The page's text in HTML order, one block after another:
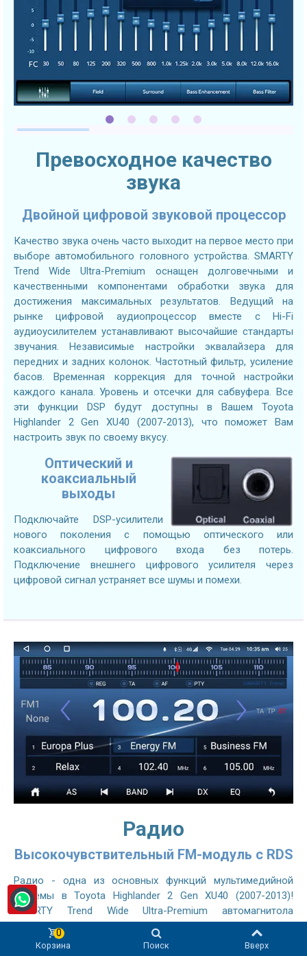
Превосходное качество
звука
Двойной цифровой звуковой процессор
Качество звука очень часто выходит на первое место при
выборе автомобильного головного устройства. SMARTY
Trend Wide Ultra-Premium оснащен долговечными и
качественными компонентами обработки звука для
достижения максимальных результатов. Ведущий на
рынке цифровой аудиопроцессор вместе с Hi-Fi
аудиоусилителем устанавливают высочайшие стандарты
звучания. Независимые настройки эквалайзера для
передних и задних колонок. Частотный фильтр, усиление
басов. Временная коррекция для точной настройки
каждого канала. Уровень и отсечки для сабвуфера. Все
эти функции DSP будут доступны в Вашем Toyota
Highlander 2 Gen XU40 (2007-2013), что поможет Вам
настроить звук по своему вкусу.
Оптический и
коаксиальный
выходы
Подключайте DSP-усилители
нового поколения с помощью оптического или
коаксиального цифрового входа без потерь.
Подключение внешнего цифрового усилителя через
цифровой сигнал устраняет все шумы и помехи.
Радио
Высокочувствительный FM-модуль с RDS
Радио - одна из основных функций мультимедийной
системы в Toyota Highlander 2 Gen XU40 (2007-2013)!
SMARTY Trend Wide Ultra-Premium автомагнитола
оснащена высокочувствительным радиомодулем,
сравнимым с оригинальным автомобильным
Корзина
0
Поиск Вверх